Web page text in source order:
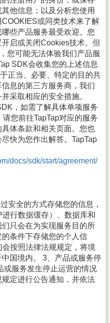
他信息；以及分析您使用
或同类技术来了解
些产品服务最受欢迎。您
启或关闭Cookies技术。但
您可能无法体验我们产品服
SDK会收集您的上述信息
正当、必要、特定的目的共
息的第三方服务商，我们
采取相应的安全措施。
，如需了解具体单项服务
您前往TapTap对应的服务
体条款和相关页面。您也
快为您作出解答。TapTap
docs/sdk/start/agreement/
安全的方式存储您的信息，
行数据缓存）、数据库和
只会在为实现服务目的所
条件下存储您的个人信
按照法律法规规定，将境
国境内。 3、产品或服务停
或服务发生停止运营的情况
定进行公告通知，并依法